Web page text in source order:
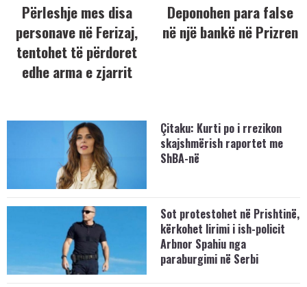
Përleshje mes disa
personave në Ferizaj,
tentohet të përdoret
edhe arma e zjarrit
Deponohen para false
në një bankë në Prizren
Çitaku: Kurti po i rrezikon
skajshmërish raportet me
ShBA-në
Sot protestohet në Prishtinë,
kërkohet lirimi i ish-policit
Arbnor Spahiu nga
paraburgimi në Serbi